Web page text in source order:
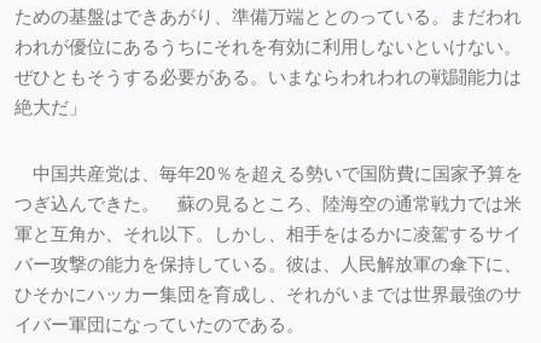
ための基盤はできあがり、準備万端ととのっている。まだわれ
われが優位にあるうちにそれを有効に利用しないといけない。
ぜひともそうする必要がある。いまならわれわれの戦闘能力は
絶大だ」
中国共産党は、毎年20％を超える勢いで国防費に国家予算を
つぎ込んできた。 蘇の見るところ、陸海空の通常戦力では米
軍と互角か、それ以下。しかし、相手をはるかに凌駕するサイ
バー攻撃の能力を保持している。彼は、人民解放軍の傘下に、
ひそかにハッカー集団を育成し、それがいまでは世界最強のサ
イバー軍団になっていたのである。